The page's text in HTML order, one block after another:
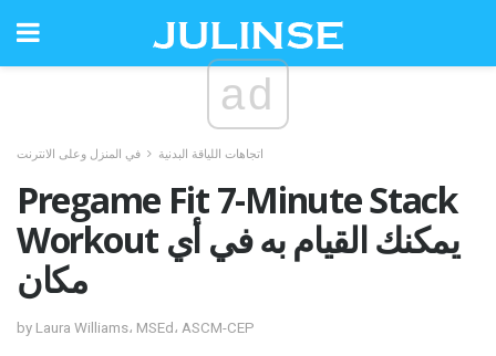
ad
اتجاهات اللياقة البدنية في المنزل وعلى الانترنت
Pregame Fit 7-Minute Stack
Workout يمكنك القيام به في أي
مكان
by Laura Williams، MSEd، ASCM-CEP